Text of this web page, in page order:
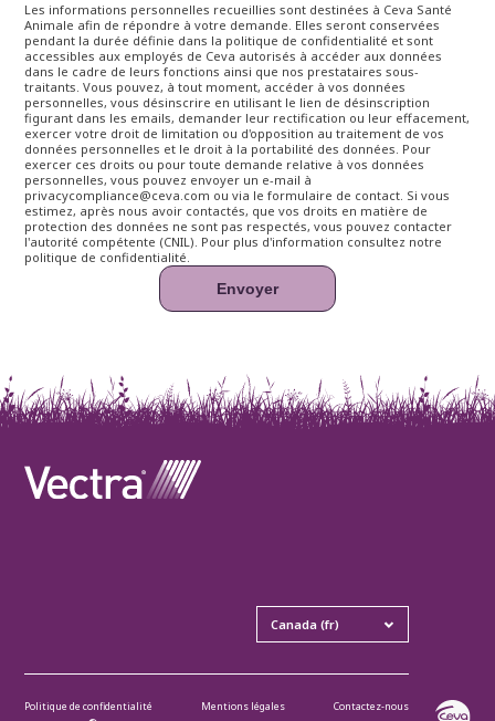
Les informations personnelles recueillies sont destinées à Ceva Santé
Animale afin de répondre à votre demande. Elles seront conservées
pendant la durée définie dans la politique de confidentialité et sont
accessibles aux employés de Ceva autorisés à accéder aux données
dans le cadre de leurs fonctions ainsi que nos prestataires sous-
traitants. Vous pouvez, à tout moment, accéder à vos données
personnelles, vous désinscrire en utilisant le lien de désinscription
figurant dans les emails, demander leur rectification ou leur effacement,
exercer votre droit de limitation ou d'opposition au traitement de vos
données personnelles et le droit à la portabilité des données. Pour
exercer ces droits ou pour toute demande relative à vos données
personnelles, vous pouvez envoyer un e-mail à
privacycompliance@ceva.com ou via le formulaire de contact. Si vous
estimez, après nous avoir contactés, que vos droits en matière de
protection des données ne sont pas respectés, vous pouvez contacter
l'autorité compétente (CNIL). Pour plus d'information consultez notre
politique de confidentialité.
Politique de confidentialité Mentions légales Contactez-nous